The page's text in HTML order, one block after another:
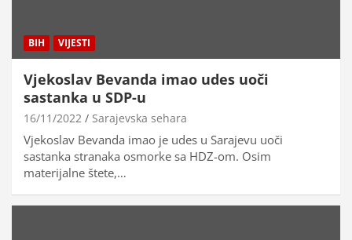
BIH VIJESTI
Vjekoslav Bevanda imao udes uoči
sastanka u SDP-u
16/11/2022 Sarajevska sehara
Vjekoslav Bevanda imao je udes u Sarajevu uoči
sastanka stranaka osmorke sa HDZ-om. Osim
materijalne štete,…